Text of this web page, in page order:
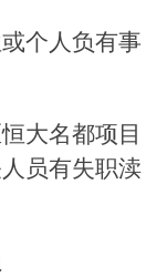
个人负有事
大名都项目
员有失职渎